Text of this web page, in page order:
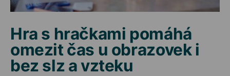
Hra s hračkami pomáhá
omezit čas u obrazovek i
bez slz a vzteku